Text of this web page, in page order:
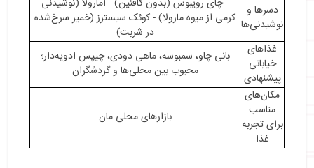
دسرها و
نوشیدنی‌ها
- چای رویبوس (بدون کافئین) - آمارولا (نوشیدنی
کرمی از میوه مارولا) - کوئک سیسترز (خمیر سرخ‌شده
در شربت)
غذاهای
خیابانی
پیشنهادی
بانی چاو، سمبوسه، ماهی دودی، چیپس ادویه‌دار؛
محبوب بین محلی‌ها و گردشگران
مکان‌های
مناسب
برای تجربه
غذا
بازارهای محلی مان